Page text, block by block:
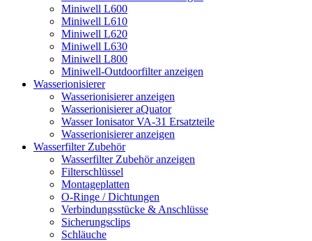
Miniwell L600
Miniwell L610
Miniwell L620
Miniwell L630
Miniwell L800
Miniwell-Outdoorfilter anzeigen
Wasserionisierer
Wasserionisierer anzeigen
Wasserionisierer aQuator
Wasser Ionisator VA-31 Ersatzteile
Wasserionisierer anzeigen
Wasserfilter Zubehör
Wasserfilter Zubehör anzeigen
Filterschlüssel
Montageplatten
O-Ringe / Dichtungen
Verbindungsstücke & Anschlüsse
Sicherungsclips
Schläuche